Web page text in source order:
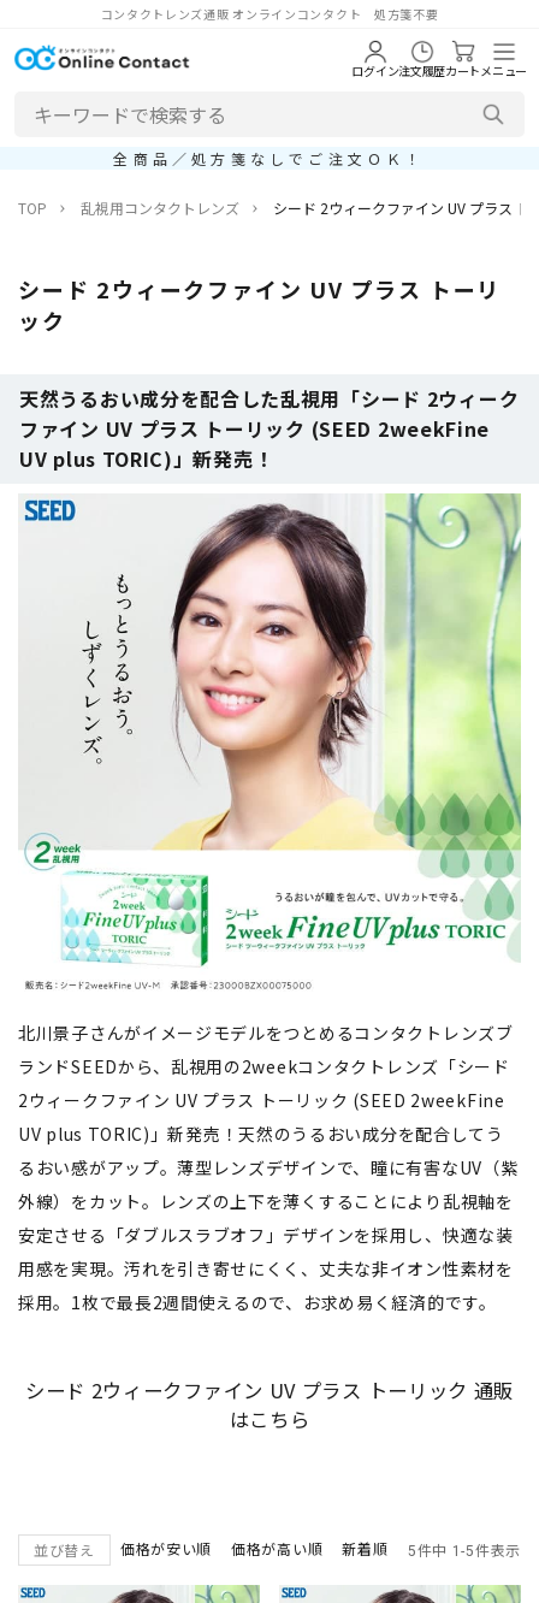
コンタクトレンズ通販 オンラインコンタクト 処方箋不要
ログイン注文履歴カートメニュー
全商品／処方箋なしでご注文ＯＫ！
TOP 乱視用コンタクトレンズ シード 2ウィークファイン UV プラス ト
シード 2ウィークファイン UV プラス トーリ
ック
天然うるおい成分を配合した乱視用「シード 2ウィーク
ファイン UV プラス トーリック (SEED 2weekFine
UV plus TORIC)」新発売！
北川景子さんがイメージモデルをつとめるコンタクトレンズブ
ランドSEEDから、乱視用の2weekコンタクトレンズ「シード
2ウィークファイン UV プラス トーリック (SEED 2weekFine
UV plus TORIC)」新発売！天然のうるおい成分を配合してう
るおい感がアップ。薄型レンズデザインで、瞳に有害なUV（紫
外線）をカット。レンズの上下を薄くすることにより乱視軸を
安定させる「ダブルスラブオフ」デザインを採用し、快適な装
用感を実現。汚れを引き寄せにくく、丈夫な非イオン性素材を
採用。1枚で最長2週間使えるので、お求め易く経済的です。
シード 2ウィークファイン UV プラス トーリック 通販
はこちら
並び替え 価格が安い順 価格が高い順 新着順 5件中 1-5件表示